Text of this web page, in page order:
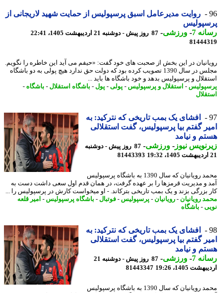
روایت مدیرعامل اسبق پرسپولیس از حمایت شهید لاریجانی از
7
-ورزشی-87 روز پیش - دوشنبه 21 اردیبهشت 1405، 22:41
در این بخش از صحبت های خود گفت: «حیفم می آید این خاطره را نگویم.
مجلس در سال 1390 تصویب کرده بود که دولت حق ندارد هیچ پولی به دو باشگاه
و پرسپولیس بدهد و خود باشگاه ها باید ...
-استقلال و پرسپولیس-پولی-پول-باشگاه استقلال-باشگاه-
افشای یک بمب تاریخی که نترکید: به
گفتم بیا پرسپولیس، گفت استقلالی
و نیامد
نیوز-ورزشی-
87 روز پیش - دوشنبه
81443393
محمد رویانیان که سال 1390 به باشگاه پرسپولیس
و مدیریت قرمزها را بر عهده گرفت، در همان قدم اول سعی داشت دست به
بزرگی بزند و یک بمب تاریخی بترکاند. - او میخواست کارش در پرسپولیس را ...
رویانیان-رویانیان-پرسپولیس-فوتبال-باشگاه پرسپولیس-امیر قلعه
-باشگاه
افشای یک بمب تاریخی که نترکید: به
گفتم بیا پرسپولیس، گفت استقلالی
و نیامد
7
-ورزشی-
87 روز پیش - دوشنبه 21
1405، 19:26
81443347
محمد رویانیان که سال 1390 به باشگاه پرسپولیس